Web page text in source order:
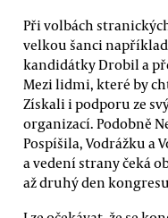
Při volbách
velkou šanci
kandidátky Drobil a
Mezi lidmi, které by
Získali i podporu ze
organizací. Podobně
Pospíšila, Vodrážku a
a vedení strany čeká
až druhý den